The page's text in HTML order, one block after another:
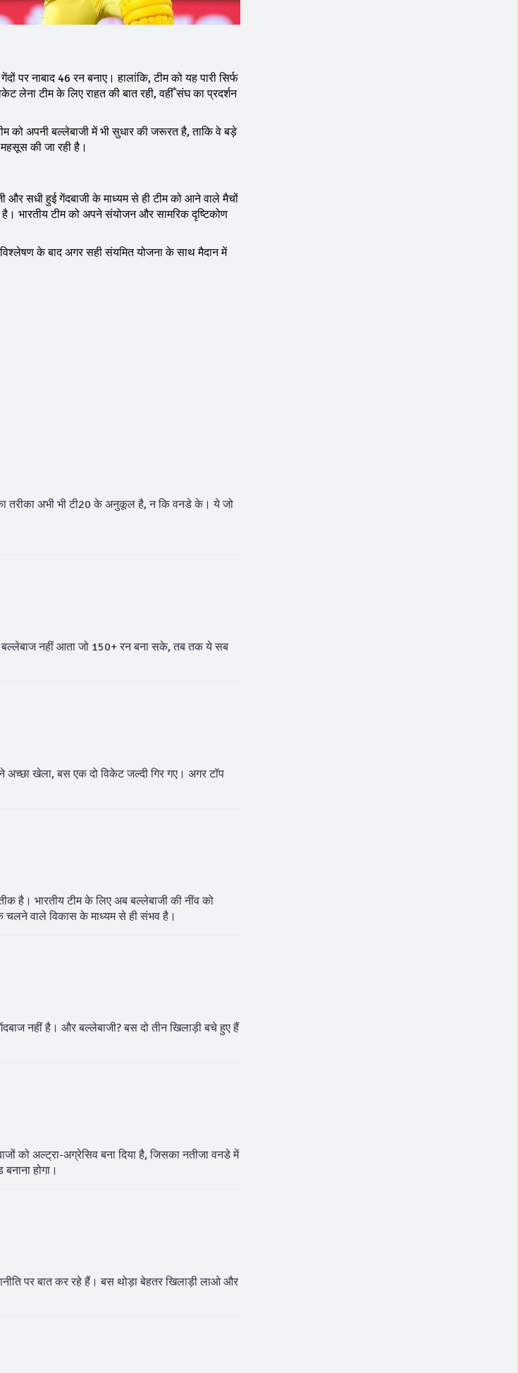
पर नाबाद 46 रन बनाए। हालांकि, टीम को यह पारी सिर्फ
लेना टीम के लिए राहत की बात रही, वहीँ संघ का प्रदर्शन
को अपनी बल्लेबाजी में भी सुधार की जरूरत है, ताकि वे बड़े
की जा रही है।
और सधी हुई गेंदबाजी के माध्यम से ही टीम को आने वाले मैचों
है। भारतीय टीम को अपने संयोजन और सामरिक दृष्टिकोण
के बाद अगर सही संयमित योजना के साथ मैदान में
तरीका अभी भी टी20 के अनुकूल है, न कि वनडे के। ये जो
बल्लेबाज नहीं आता जो 150+ रन बना सके, तब तक ये सब
खेला, बस एक दो विकेट जल्दी गिर गए। अगर टॉप
है। भारतीय टीम के लिए अब बल्लेबाजी की नींव को
वाले विकास के माध्यम से ही संभव है।
नहीं है। और बल्लेबाजी? बस दो तीन खिलाड़ी बचे हुए हैं
को अल्ट्रा-अग्रेसिव बना दिया है, जिसका नतीजा वनडे में
होगा।
पर बात कर रहे हैं। बस थोड़ा बेहतर खिलाड़ी लाओ और